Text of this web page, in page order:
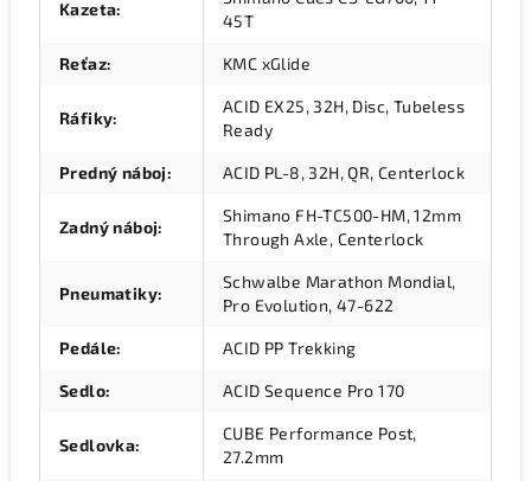
Kazeta:
45T
Reťaz: KMC xGlide
Ráfiky:
ACID EX25, 32H, Disc, Tubeless
Ready
Predný náboj: ACID PL-8, 32H, QR, Centerlock
Zadný náboj:
Shimano FH-TC500-HM, 12mm
Through Axle, Centerlock
Pneumatiky:
Schwalbe Marathon Mondial,
Pro Evolution, 47-622
Pedále: ACID PP Trekking
Sedlo: ACID Sequence Pro 170
Sedlovka:
CUBE Performance Post,
27.2mm